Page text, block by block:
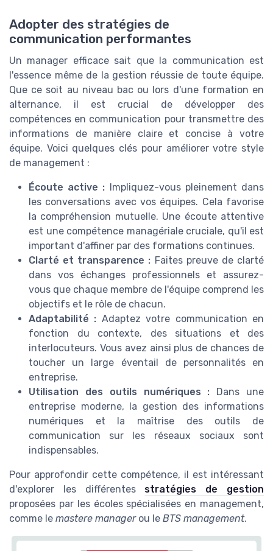
Adopter des stratégies de
communication performantes
Un manager efficace sait que la communication est
l'essence même de la gestion réussie de toute équipe.
Que ce soit au niveau bac ou lors d'une formation en
alternance, il est crucial de développer des
compétences en communication pour transmettre des
informations de manière claire et concise à votre
équipe. Voici quelques clés pour améliorer votre style
de management :
Écoute active : Impliquez-vous pleinement dans
les conversations avec vos équipes. Cela favorise
la compréhension mutuelle. Une écoute attentive
est une compétence managériale cruciale, qu'il est
important d'affiner par des formations continues.
Clarté et transparence : Faites preuve de clarté
dans vos échanges professionnels et assurez-
vous que chaque membre de l'équipe comprend les
objectifs et le rôle de chacun.
Adaptabilité : Adaptez votre communication en
fonction du contexte, des situations et des
interlocuteurs. Vous avez ainsi plus de chances de
toucher un large éventail de personnalités en
entreprise.
Utilisation des outils numériques : Dans une
entreprise moderne, la gestion des informations
numériques et la maîtrise des outils de
communication sur les réseaux sociaux sont
indispensables.
Pour approfondir cette compétence, il est intéressant
d'explorer les différentes stratégies de gestion
proposées par les écoles spécialisées en management,
comme le mastere managerou le BTS management.